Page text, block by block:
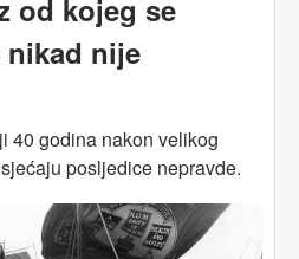
od kojeg se
nikad nije
40 godina nakon velikog
posljedice nepravde.